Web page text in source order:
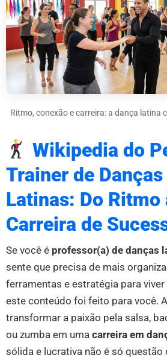
Ritmo, conexão e carreira: a dança latina
Wikipedia do
Trainer de Danças
Latinas: Do Ritmo
Carreira de
Se você é professor(a) de danças
sente que precisa de mais
ferramentas e estratégia para viver
este conteúdo foi feito para você.
transformar a paixão pela salsa,
ou zumba em uma carreira em
sólida e lucrativa não é só